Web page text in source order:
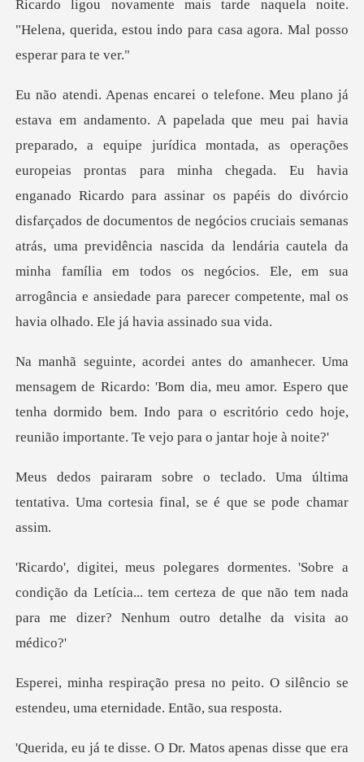
noite.
"Helena, querida, estou indo para
tas para minha chegada. Eu havia
enganado Ricardo para assinar os papéis do divórcio
disfarçados de documentos de negócios cruciais semanas
atrás, uma previdência nascida
: 'Bom dia, meu amor. Espero que
tenha dormido bem. Indo para o escrit
Uma última
tentativa. Uma cortesia
condição da Letícia... tem certeza de que não tem nada
peito. O silêncio se
estendeu, um
era